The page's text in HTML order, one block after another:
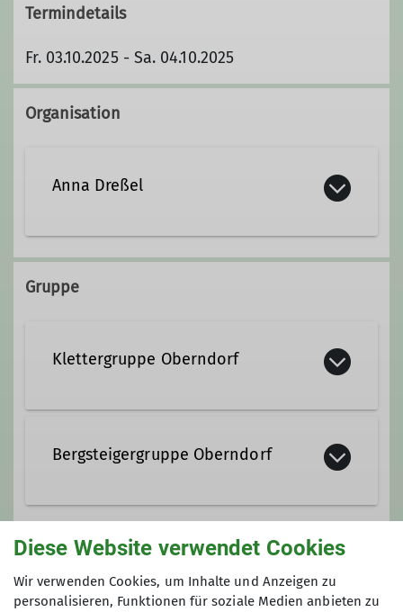
Termindetails
Fr. 03.10.2025 - Sa. 04.10.2025
Organisation
Anna Dreßel
07423 9574030 01606873177
Gruppenleiter Bergsteigergruppe
Gruppe
Klettergruppe Oberndorf
trifft sich jeden Donnerstag.
Bergsteigergruppe Oberndorf
Bergsteigergruppe Oberndorf in der
Sektion Oberer Neckar
Details
Anmeldung
Infos und Anmeldung bei Anna Dreßel unter
Diese Website verwendet Cookies
Wir verwenden Cookies, um Inhalte und Anzeigen zu
personalisieren, Funktionen für soziale Medien anbieten zu